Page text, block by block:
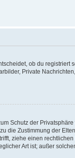
ob du
Private
Schutz der
die Zustimmung der
ziehe einen
Art ist; außer